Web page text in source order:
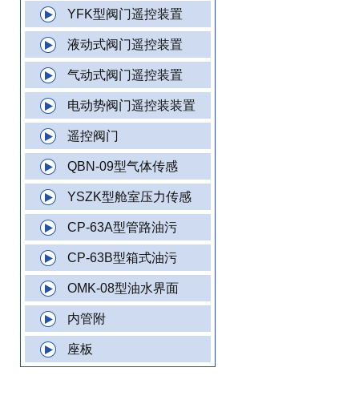
YFK型阀门遥控装置
液动式阀门遥控装置
气动式阀门遥控装置
电动势阀门遥控装装置
遥控阀门
QBN-09型气体传感
YSZK型舱室压力传感
CP-63A型管路油污
CP-63B型箱式油污
OMK-08型油水界面
内管附
座板